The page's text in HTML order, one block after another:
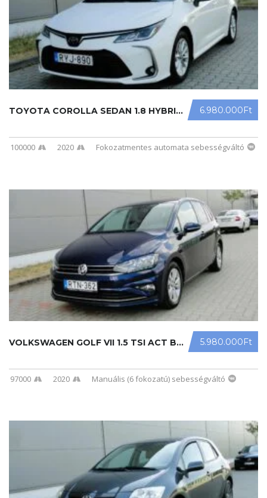
6.980.000Ft
TOYOTA COROLLA SEDAN 1.8 HYBRID COM ...
100000 2020 Fokozatmentes automata sebességváltó
5.980.000Ft
VOLKSWAGEN GOLF VII 1.5 TSI ACT BMT ...
97000 2020 Manuális (6 fokozatú) sebességváltó